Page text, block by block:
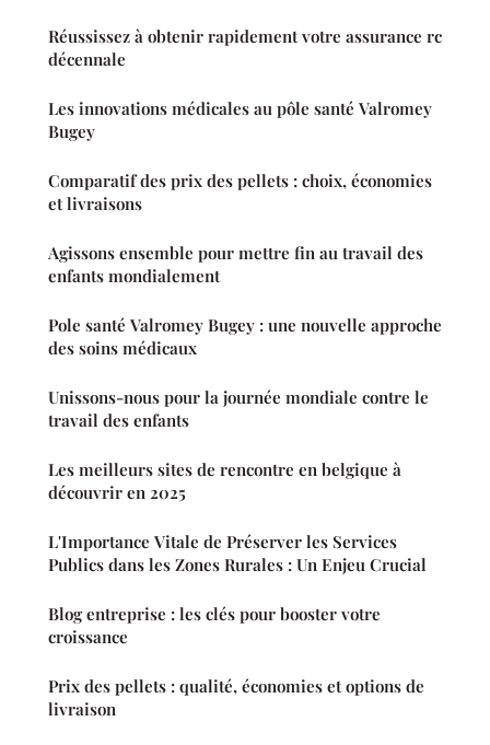
Réussissez à obtenir rapidement votre assurance rc
décennale
Les innovations médicales au pôle santé Valromey
Bugey
Comparatif des prix des pellets : choix, économies
et livraisons
Agissons ensemble pour mettre fin au travail des
enfants mondialement
Pole santé Valromey Bugey : une nouvelle approche
des soins médicaux
Unissons-nous pour la journée mondiale contre le
travail des enfants
Les meilleurs sites de rencontre en belgique à
découvrir en 2025
L'Importance Vitale de Préserver les Services
Publics dans les Zones Rurales : Un Enjeu Crucial
Blog entreprise : les clés pour booster votre
croissance
Prix des pellets : qualité, économies et options de
livraison